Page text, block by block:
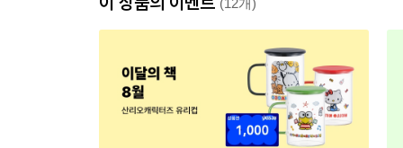
(12개)